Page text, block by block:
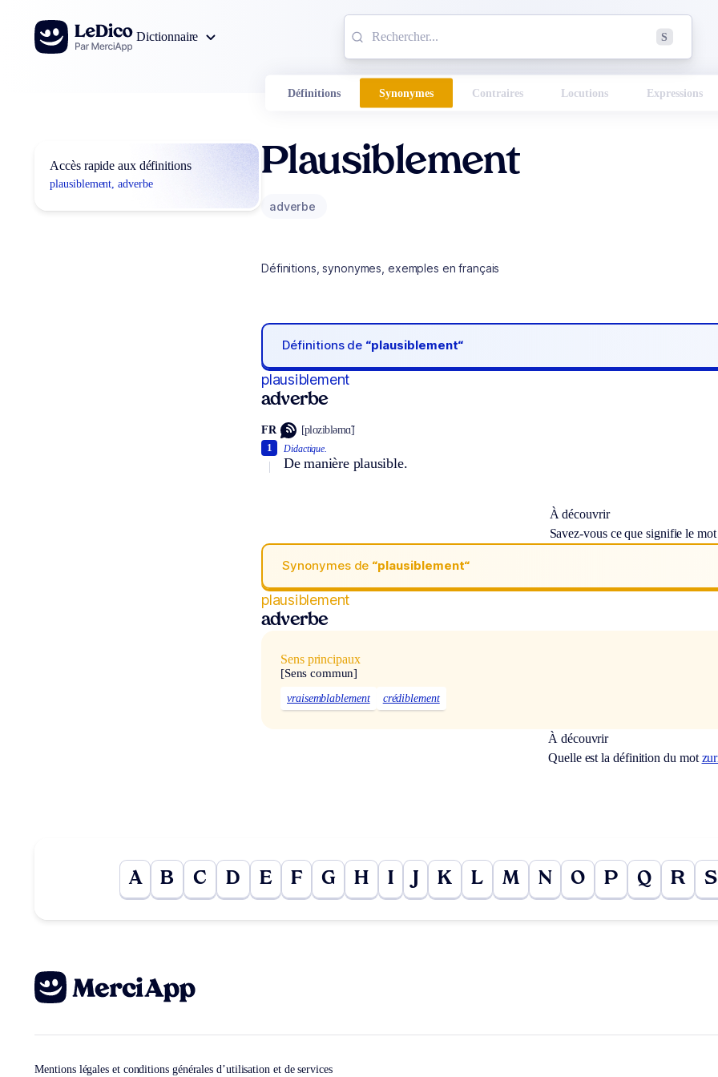
Aller au contenu
Dictionnaire
S
Définitions Synonymes Contraires Locutions Expressions
Accès rapide aux définitions
plausiblement, adverbe
Plausiblement
adverbe
Définitions, synonymes, exemples en français
Définitions de “plausiblement“
plausiblement
adverbe
FR [plozibləmɑ̃]
Didactique.
De manière plausible.
1
À découvrir
Savez-vous ce que signifie le mot
Synonymes de “plausiblement“
plausiblement
adverbe
Sens principaux
[Sens commun]
vraisemblablement crédiblement
À découvrir
Quelle est la définition du mot
A B C D E F G H I J K L M N O P Q R S
Mentions légales et conditions générales d’utilisation et de services